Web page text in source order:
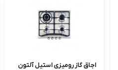
اجاق گاز رومیزی استیل آلتون